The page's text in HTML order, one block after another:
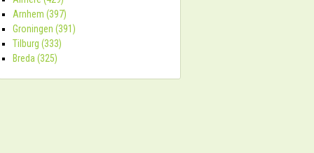
Arnhem (397)
Groningen (391)
Tilburg (333)
Breda (325)